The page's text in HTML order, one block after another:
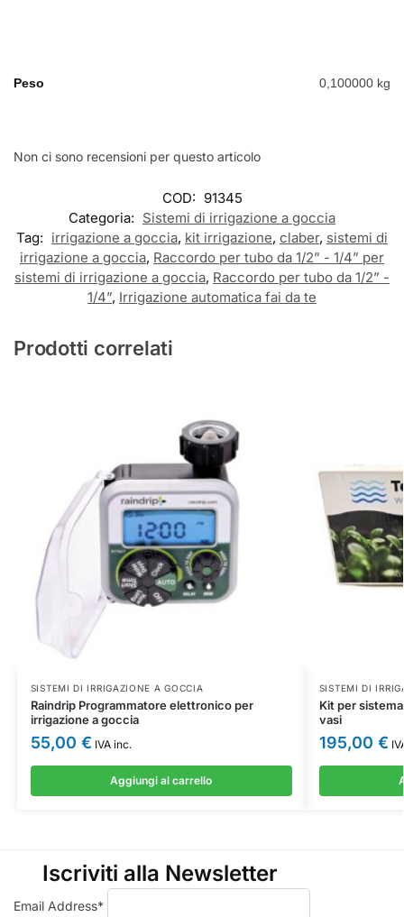
Peso 0,100000 kg
Non ci sono recensioni per questo articolo
COD: 91345
Categoria: Sistemi di irrigazione a goccia
Tag: irrigazione a goccia, kit irrigazione, claber, sistemi di
irrigazione a goccia, Raccordo per tubo da 1/2” - 1/4” per
sistemi di irrigazione a goccia, Raccordo per tubo da 1/2” -
1/4”, Irrigazione automatica fai da te
Prodotti correlati
SISTEMI DI IRRIGAZIONE A GOCCIA
Raindrip Programmatore elettronico per
irrigazione a goccia
55,00 € IVA inc.
Aggiungi al carrello
SISTEMI DI
Kit per
vasi
195,00 €
Iscriviti alla Newsletter
Email Address*